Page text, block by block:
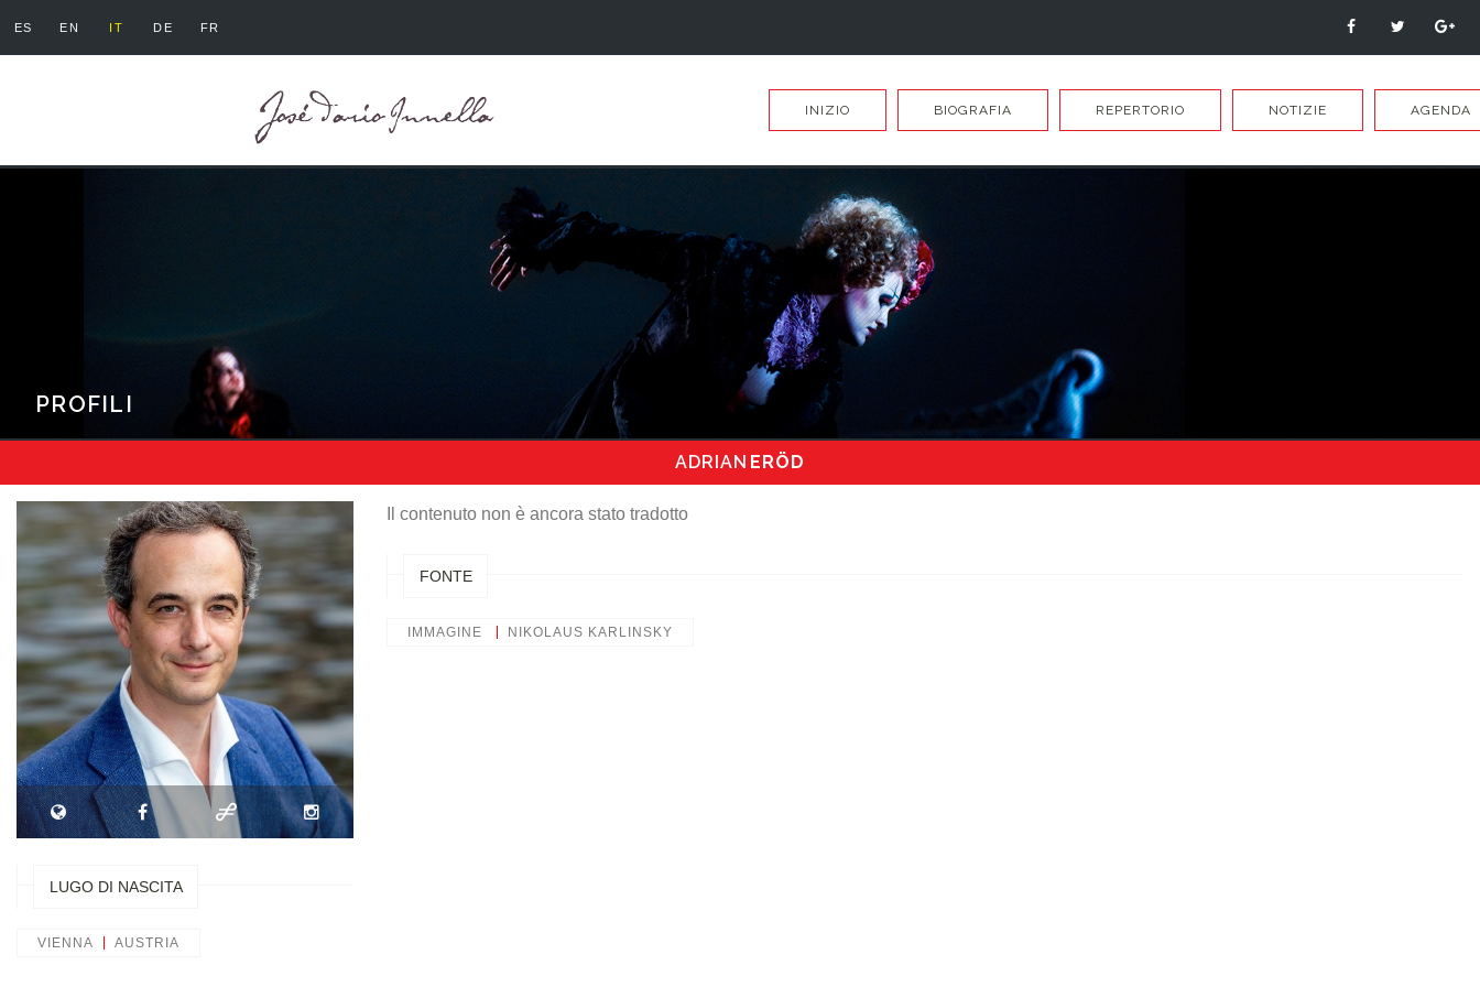
ES EN IT DE FR
INIZIO BIOGRAFIA REPERTORIO NOTIZIE AGENDA
PROFILI
ADRIAN ERÖD
LUGO DI NASCITA
VIENNA AUSTRIA
Il contenuto non è ancora stato tradotto
FONTE
IMMAGINE NIKOLAUS KARLINSKY